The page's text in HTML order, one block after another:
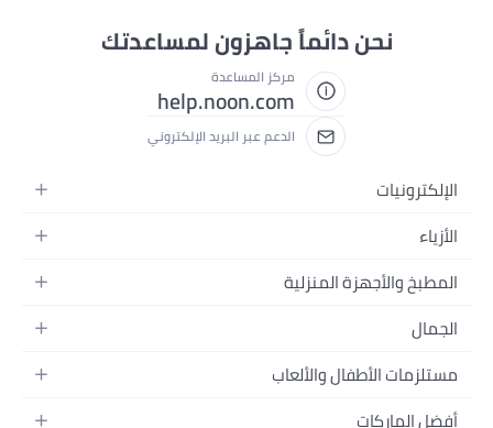
نحن دائماً جاهزون لمساعدتك
مركز المساعدة
help.noon.com
الدعم عبر البريد الإلكتروني
الإلكترونيات
الجوالات
اللابتوبات
الأجهزة المنزلية
التلفزيونات
السماعات
الأزياء
أزياء نسائية
أزياء البنات
أزياء الأولاد
المطبخ والأجهزة المنزلية
الحمام
المطبخ والسفرة
أدوات وتحسين المنزل
الجمال
العطور
مستلزمات الأطفال والألعاب
الحفاضات
أفضل الماركات